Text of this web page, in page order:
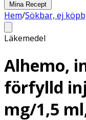
Mina Recept
Hem/Sökbar, ej
Läkemedel
Alhemo,
förfylld
mg/1,5